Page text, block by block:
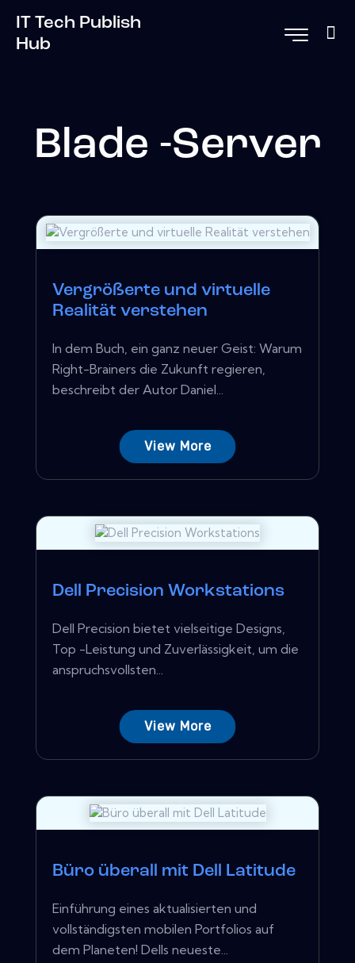
IT Tech Publish
Hub
Blade -Server
Vergrößerte und virtuelle
Realität verstehen
In dem Buch, ein ganz neuer Geist: Warum
Right-Brainers die Zukunft regieren,
beschreibt der Autor Daniel...
View More
Dell Precision Workstations
Dell Precision bietet vielseitige Designs,
Top -Leistung und Zuverlässigkeit, um die
anspruchsvollsten...
View More
Büro überall mit Dell Latitude
Einführung eines aktualisierten und
vollständigsten mobilen Portfolios auf
dem Planeten! Dells neueste...